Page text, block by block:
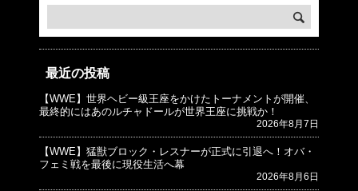
最近の投稿
【WWE】世界ヘビー級王座をかけたトーナメントが開催、
最終的にはあのルチャドールが世界王座に挑戦か！
2026年8月7日
【WWE】猛獣ブロック・レスナーが正式に引退へ！オバ・
フェミ戦を最後に現役生活へ幕
2026年8月6日
© プロレスJunkie ～WWEの最新情報 USA～